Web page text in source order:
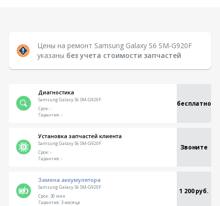
Цены на ремонт Samsung Galaxy S6 SM-G920F
указаны без учета стоимости запчастей
Диагностика
Samsung Galaxy S6 SM-G920F бесплатно
Срок:-
Гарантия:-
Установка запчастей клиента
Samsung Galaxy S6 SM-G920F Звоните
Срок:-
Гарантия:-
Замена аккумулятора
Samsung Galaxy S6 SM-G920F 1 200 руб.
Срок:30 мин
Гарантия:3 месяца